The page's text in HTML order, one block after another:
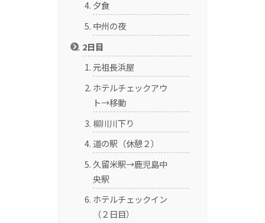
夕食
中州の夜
2日目
元祖長浜屋
ホテルチェックアウ
ト→移動
柳川川下り
道の駅（休憩２）
久留米駅→鹿児島中
央駅
ホテルチェックイン
（２日目）